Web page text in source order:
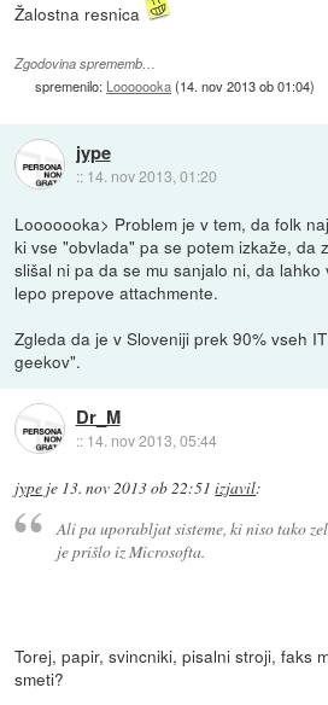
Žalostna resnica
Zgodovina sprememb…
spremenilo: Looooooka(14. nov 2013 ob 01:04)
jype
:: 14. nov 2013, 01:20
Looooooka> Problem je v tem, da folk
ki vse "obvlada" pa se potem izkaže, da
slišal ni pa da se mu sanjalo ni, da
lepo prepove attachmente.
Zgleda da je v Sloveniji prek 90% vseh
geekov".
Dr_M
:: 14. nov 2013, 05:44
jype je 13. nov 2013 ob 22:51 izjavil:
Ali pa uporabljat sisteme, ki niso tako
je prišlo iz Microsofta.
Torej, papir, svincniki, pisalni stroji, faks
smeti?